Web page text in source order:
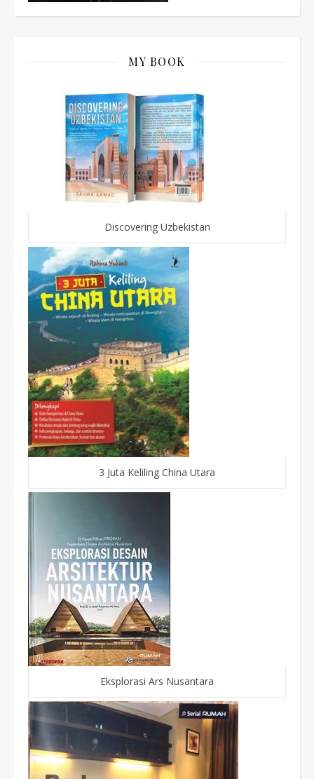
MY BOOK
Discovering Uzbekistan
3 Juta Keliling China Utara
Eksplorasi Ars Nusantara